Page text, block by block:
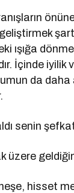
ışığa
İçinde iyilik
da daha
senin
üzere
hisset